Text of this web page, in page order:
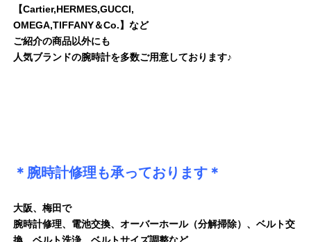
【Cartier,HERMES,GUCCI,
OMEGA,TlFFANY＆Co.】など
ご紹介の商品以外にも
人気ブランドの腕時計を多数ご用意しております♪
＊腕時計修理も承っております＊
大阪、梅田で
腕時計修理、電池交換、オーバーホール（分解掃除）、ベルト交